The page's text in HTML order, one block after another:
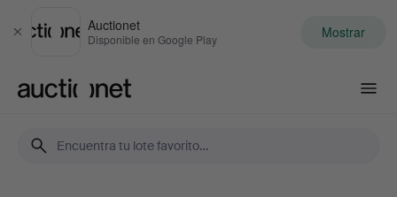
Cerrar
Auctionet
Disponible en Google Play Mostrar